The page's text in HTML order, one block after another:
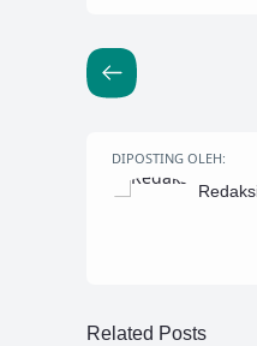
DIPOSTING OLEH:
Related Posts